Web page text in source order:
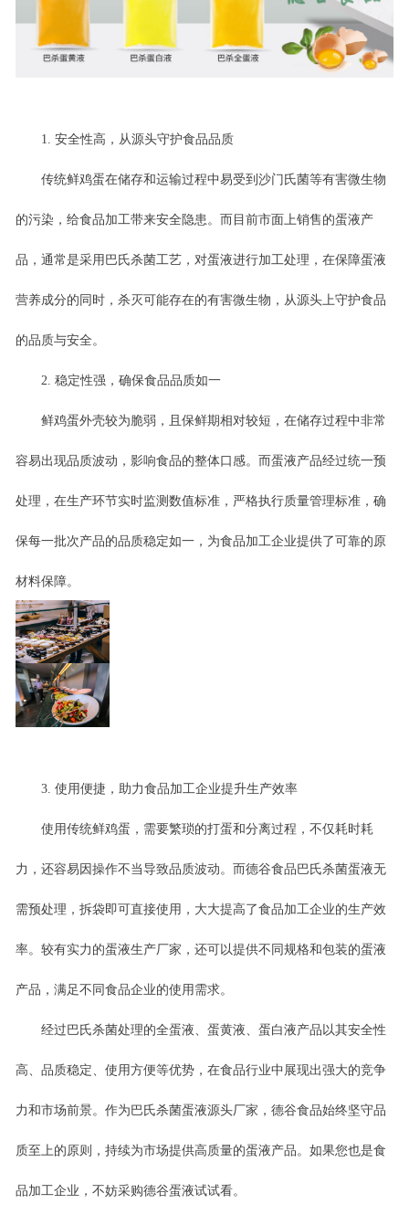
1. 安全性高，从源头守护食品品质
传统鲜鸡蛋在储存和运输过程中易受到沙门氏菌等有害微生物
的污染，给食品加工带来安全隐患。而目前市面上销售的蛋液产
品，通常是采用巴氏杀菌工艺，对蛋液进行加工处理，在保障蛋液
营养成分的同时，杀灭可能存在的有害微生物，从源头上守护食品
的品质与安全。
2. 稳定性强，确保食品品质如一
鲜鸡蛋外壳较为脆弱，且保鲜期相对较短，在储存过程中非常
容易出现品质波动，影响食品的整体口感。而蛋液产品经过统一预
处理，在生产环节实时监测数值标准，严格执行质量管理标准，确
保每一批次产品的品质稳定如一，为食品加工企业提供了可靠的原
材料保障。
3. 使用便捷，助力食品加工企业提升生产效率
使用传统鲜鸡蛋，需要繁琐的打蛋和分离过程，不仅耗时耗
力，还容易因操作不当导致品质波动。而德谷食品巴氏杀菌蛋液无
需预处理，拆袋即可直接使用，大大提高了食品加工企业的生产效
率。较有实力的蛋液生产厂家，还可以提供不同规格和包装的蛋液
产品，满足不同食品企业的使用需求。
经过巴氏杀菌处理的全蛋液、蛋黄液、蛋白液产品以其安全性
高、品质稳定、使用方便等优势，在食品行业中展现出强大的竞争
力和市场前景。作为巴氏杀菌蛋液源头厂家，德谷食品始终坚守品
质至上的原则，持续为市场提供高质量的蛋液产品。如果您也是食
品加工企业，不妨采购德谷蛋液试试看。